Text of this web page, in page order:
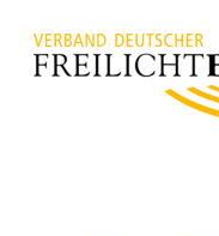
Inhalt
springen